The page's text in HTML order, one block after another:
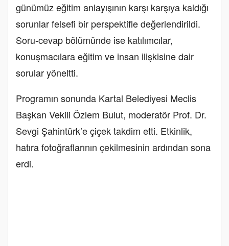
günümüz eğitim anlayışının karşı karşıya kaldığı
sorunlar felsefi bir perspektifle değerlendirildi.
Soru-cevap bölümünde ise katılımcılar,
konuşmacılara eğitim ve insan ilişkisine dair
sorular yöneltti.
Programın sonunda Kartal Belediyesi Meclis
Başkan Vekili Özlem Bulut, moderatör Prof. Dr.
Sevgi Şahintürk’e çiçek takdim etti. Etkinlik,
hatıra fotoğraflarının çekilmesinin ardından sona
erdi.